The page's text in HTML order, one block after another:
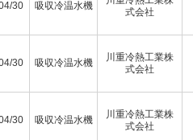
30 吸収冷温水機
式会社
30 吸収冷温水機
川重冷熱工業株
式会社
30 吸収冷温水機
川重冷熱工業株
式会社